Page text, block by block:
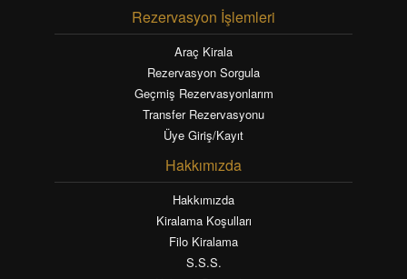
Rezervasyon İşlemleri
Araç Kirala
Rezervasyon Sorgula
Geçmiş Rezervasyonlarım
Transfer Rezervasyonu
Üye Giriş/Kayıt
Hakkımızda
Hakkımızda
Kiralama Koşulları
Filo Kiralama
S.S.S.